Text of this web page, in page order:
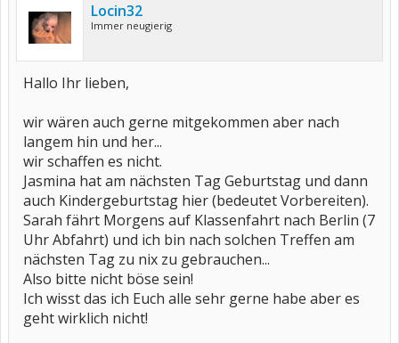
Locin32
Immer neugierig
Hallo Ihr lieben,
wir wären auch gerne mitgekommen aber nach
langem hin und her...
wir schaffen es nicht.
Jasmina hat am nächsten Tag Geburtstag und dann
auch Kindergeburtstag hier (bedeutet Vorbereiten).
Sarah fährt Morgens auf Klassenfahrt nach Berlin (7
Uhr Abfahrt) und ich bin nach solchen Treffen am
nächsten Tag zu nix zu gebrauchen...
Also bitte nicht böse sein!
Ich wisst das ich Euch alle sehr gerne habe aber es
geht wirklich nicht!